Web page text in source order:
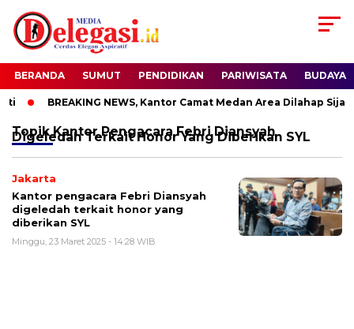
BERANDA SUMUT PENDIDIKAN PARIWISATA BUDAYA
BREAKING NEWS, Kantor Camat Medan Area Dilahap
TopikKantor Pengacara Febri Diansyah
Digeledah Terkait Honor Yang Diberikan SYL
Jakarta
Kantor pengacara Febri Diansyah
digeledah terkait honor yang
diberikan SYL
Minggu, 23 Maret 2025 - 14:28 WIB